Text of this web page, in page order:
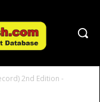
2nd Edition -